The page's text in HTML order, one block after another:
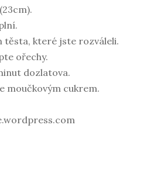
těsta, které jste rozváleli.
ořechy.
dozlatova.
moučkovým cukrem.